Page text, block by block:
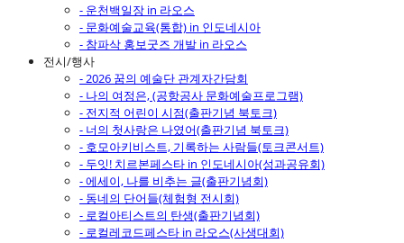
- 운천백일장 in 라오스
- 문화예술교육(통합) in 인도네시아
- 참파삭 홍보굿즈 개발 in 라오스
전시/행사
- 2026 꿈의 예술단 관계자간담회
- 나의 여정은, (공항공사 문화예술프로그램)
- 전지적 어린이 시점(출판기념 북토크)
- 너의 첫사랑은 나였어(출판기념 북토크)
- 호모아키비스트, 기록하는 사람들(토크콘서트)
- 두잇! 치르본페스타 in 인도네시아(성과공유회)
- 에세이, 나를 비추는 글(출판기념회)
- 동네의 단어들(체험형 전시회)
- 로컬아티스트의 탄생(출판기념회)
- 로컬레코드페스타 in 라오스(사생대회)